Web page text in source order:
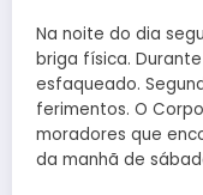
Na noite do dia
briga física.
esfaqueado.
ferimentos. O
moradores que
da manhã de